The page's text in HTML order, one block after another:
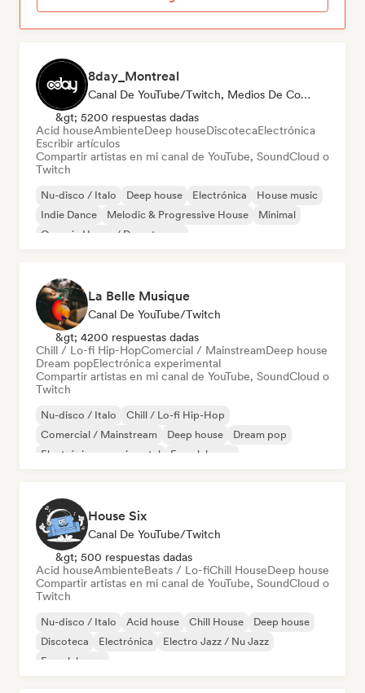
8day_Montreal
Canal De YouTube/Twitch, Medios De Comunicación/Periodista
&gt; 5200 respuestas dadas
Acid houseAmbienteDeep houseDiscotecaElectrónica
Escribir artículos
Compartir artistas en mi canal de YouTube, SoundCloud o
Twitch
Nu-disco / Italo Deep house Electrónica
House music
Indie Dance
Melodic & Progressive House
Minimal
Organic House / Downtempo
La Belle Musique
Canal De YouTube/Twitch
&gt; 4200 respuestas dadas
Chill / Lo-fi Hip-HopComercial / MainstreamDeep house
Dream popElectrónica experimental
Compartir artistas en mi canal de YouTube, SoundCloud o
Twitch
Nu-disco / Italo
Chill / Lo-fi Hip-Hop
Comercial / Mainstream
Deep house
Dream pop
Electrónica experimental
French house
House Six
Canal De YouTube/Twitch
&gt; 500 respuestas dadas
Acid houseAmbienteBeats / Lo-fiChill HouseDeep house
Compartir artistas en mi canal de YouTube, SoundCloud o
Twitch
Nu-disco / Italo Acid house Chill House
Deep house
Discoteca
Electrónica
Electro Jazz / Nu Jazz
French house